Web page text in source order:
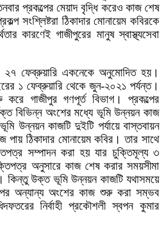
প্রকল্পের মেয়াদ বৃদ্ধি করেও কাজ শেষ
সংশ্লিষ্টরা ঠিকাদার মোনায়েম কবিরকে
কারণেই গাজীপুরের মানুষ স্বাস্থ্যসেবা
২৭ ফেব্রুয়ারি একনেকে অনুমোদিত হয়।
১ ফেব্রুয়ারি থেকে জুন-২০২১ পর্যন্ত।
গাজীপুর গণপূর্ত বিভাগ। প্রকল্পের
বিভিন্ন অংশের মধ্যে ভূমি উন্নয়ন কাজ
উন্নয়ন কাজটি দুইটি পর্যায়ে বাস্তবায়ন
পায় ঠিকাদার মোনায়েম কবির। তার সাথে
সম্পাদন করা হয় যার চুক্তিমূল্য ৩
অনুসারে কাজ শেষ করার সময়সীমা
উক্ত ভূমি উন্নয়ন কাজটি যথাসময়ে
অন্যান্য অংশের কাজ শুরু করা সম্ভব
নির্বাহী প্রকৌশলী স্বপন কুমার